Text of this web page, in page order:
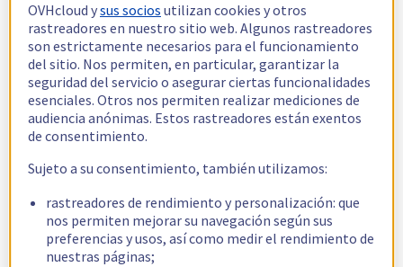
OVHcloud ysus socios utilizan cookies y otros
rastreadores en nuestro sitio web. Algunos rastreadores
son estrictamente necesarios para el funcionamiento
del sitio. Nos permiten, en particular, garantizar la
seguridad del servicio o asegurar ciertas funcionalidades
esenciales. Otros nos permiten realizar mediciones de
audiencia anónimas. Estos rastreadores están exentos
de consentimiento.
Sujeto a su consentimiento, también utilizamos:
rastreadores de rendimiento y personalización: que
nos permiten mejorar su navegación según sus
preferencias y usos, así como medir el rendimiento de
nuestras páginas;